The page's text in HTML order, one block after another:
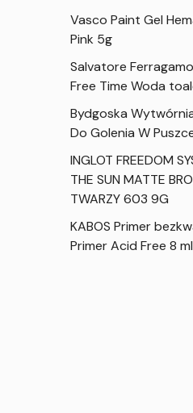
Vasco Paint Gel
Pink 5g
Salvatore
Free Time Woda
Bydgoska
Do Golenia W
INGLOT FREEDOM
THE SUN MATTE
TWARZY 603 9G
KABOS Primer
Primer Acid Free 8 ml